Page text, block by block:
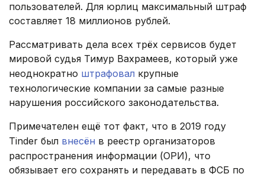
пользователей. Для юрлиц максимальный штраф
составляет 18 миллионов рублей.
Рассматривать дела всех трёх сервисов будет
мировой судья Тимур Вахрамеев, который уже
неоднократно штрафовал крупные
технологические компании за самые разные
нарушения российского законодательства.
Примечателен ещё тот факт, что в 2019 году
Tinder был внесён в реестр организаторов
распространения информации (ОРИ), что
обязывает его сохранять и передавать в ФСБ по